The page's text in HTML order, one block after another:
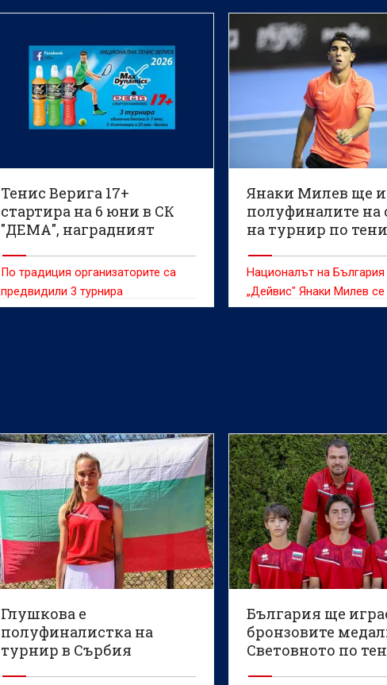
Тенис Верига 17+
стартира на 6 юни в СК
"ДЕМА", наградният
По традиция организаторите са
предвидили 3 турнира
Янаки Милев ще
полуфиналите на
на турнир по
Националът на България
„Дейвис" Янаки Милев се
за полуфиналите на
Глушкова е
полуфиналистка на
турнир в Сърбия
България ще
бронзовите
Световното по